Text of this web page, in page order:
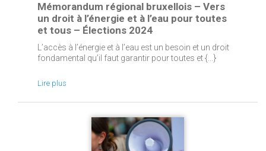
Mémorandum régional bruxellois – Vers
un droit à l’énergie et à l’eau pour toutes
et tous – Élections 2024
L’accès à l’énergie et à l’eau est un besoin et un droit
fondamental qu’il faut garantir pour toutes et {...}
Lire plus